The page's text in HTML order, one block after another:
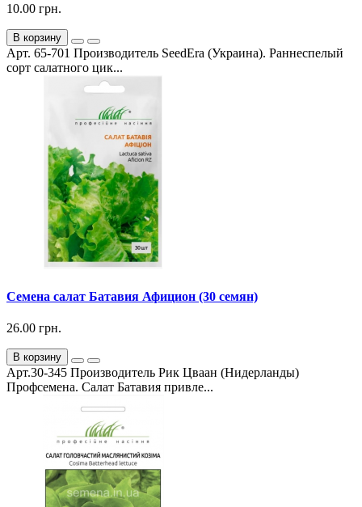
10.00 грн.
В корзину
Арт. 65-701 Производитель SeedEra (Украина). Раннеспелый
сорт салатного цик...
Семена салат Батавия Афицион (30 семян)
26.00 грн.
В корзину
Арт.30-345 Производитель Рик Цваан (Нидерланды)
Профсемена. Салат Батавия привле...